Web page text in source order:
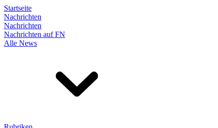
Startseite
Nachrichten
Nachrichten
Nachrichten auf FN
Alle News